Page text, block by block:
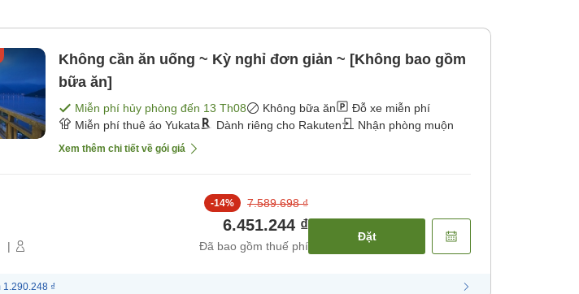
Không cần ăn uống ~ Kỳ nghỉ đơn giản ~ [Không bao gồm
bữa ăn]
Miễn phí hủy phòng đến 13 Th08 Không bữa ăn
Đỗ xe miễn phí
Miễn phí thuê áo Yukata
Dành riêng cho Rakuten Nhận phòng muộn
Xem thêm chi tiết về gói giá
|
-14% 7.589.698 ₫
6.451.244 ₫
Đã bao gồm thuế phí
Đặt
1.290.248 ₫